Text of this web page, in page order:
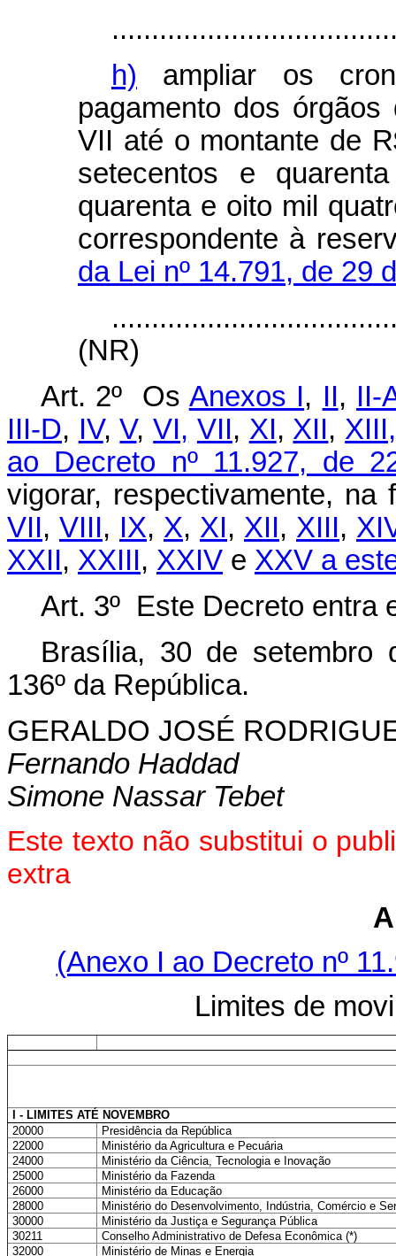
h) ampliar os
pagamento dos
VII até o montante de
setecentos e
quarenta e oito mil
correspondente à
da Lei nº 14.791, de 29
(NR)
Art. 2º Os Anexos I, II, II-
III-D, IV,V,VI, VII, XI, XII, XIII,
ao Decreto nº 11.927, de
vigorar, respectivamente, na
VII, VIII, IX, X, XI, XII, XIII,
XXII, XXIII, XXIV e XXV a
Art. 3º Este Decreto entra
Brasília, 30 de setembro
136º da República.
GERALDO JOSÉ
Fernando Haddad
Simone Nassar Tebet
Este texto não substitui o
extra
(Anexo I ao Decreto nº
Limites de
I - LIMITES ATÉ NOVEMBRO
20000
Presidência da República
22000
Ministério da Agricultura e Pecuária
24000
Ministério da Ciência, Tecnologia e Inovação
25000
Ministério da Fazenda
26000
Ministério da Educação
28000
Ministério do Desenvolvimento, Indústria, Comércio e
30000
Ministério da Justiça e Segurança Pública
30211
Conselho Administrativo de Defesa Econômica (*)
32000
Ministério de Minas e Energia